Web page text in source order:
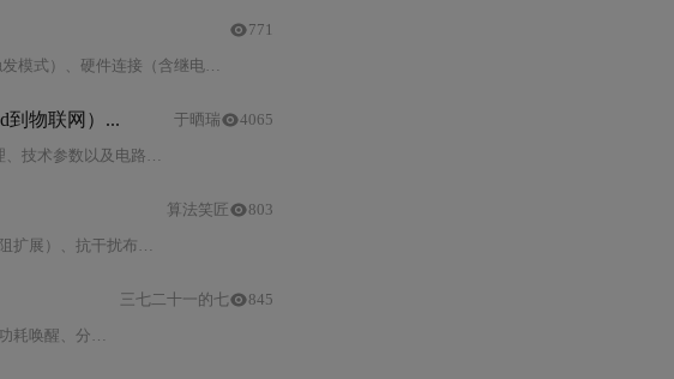
电器控制220V灯具的安全规范）、非阻塞式延时
771
到物联网）...
参数以及电路设计，并提供了
于晒瑞 4065
布设要点、防误触优化
算法笑匠 803
定性和可靠性优化策略。
三七二十一的七 845